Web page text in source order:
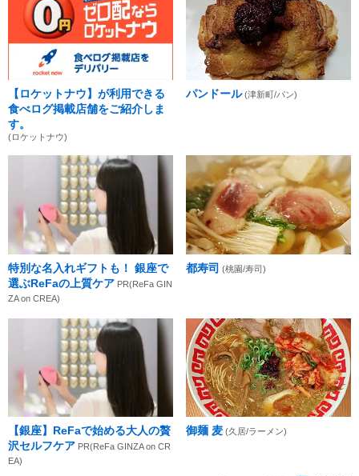
【ロケットナウ】が利用できる
食べログ掲載店舗をご紹介しま
す。
(ロケットナウ)
パンドール (津新町/パン)
特別な名入れギフトも！ 銀座で
選ぶReFaの上質ケア PR(ReFa GIN
ZA on CREA)
都寿司 (桃園/寿司)
【銀座】ReFaで始める大人の贅
沢セルフケア PR(ReFa GINZA on CR
EA)
御麺 麦 (久居/ラーメン)